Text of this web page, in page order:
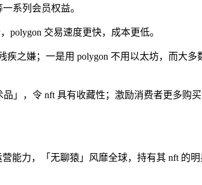
一系列会员权益。
polygon 交易速度更快，成本更低。
之嫌；一是用 polygon 不用以太坊，而大
」，令 nft 具有收藏性；激励消费者更多购
能力，「无聊猿」风靡全球，持有其 nft 的